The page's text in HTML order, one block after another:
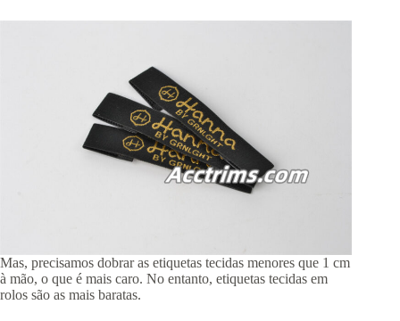
Mas, precisamos dobrar as etiquetas tecidas menores que 1 cm
à mão, o que é mais caro. No entanto, etiquetas tecidas em
rolos são as mais baratas.